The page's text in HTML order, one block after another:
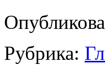
Рубрика: